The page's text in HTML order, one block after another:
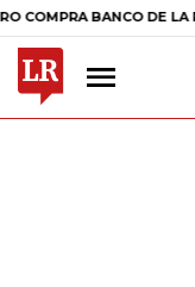
BANCO DE LA